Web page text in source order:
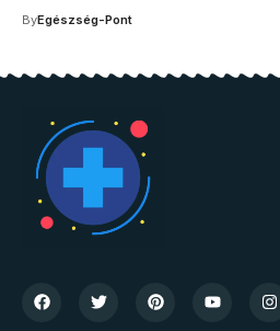
ByEgészség-Pont